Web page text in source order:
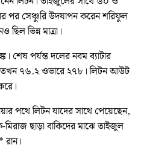
পর সেঞ্চুরি উদযাপন করেন শরিফুল
ভিন্ন মাত্রা।
শেষ পর্যন্ত দলের নবম ব্যাটার
তখন ৭৬.২ ওভারে ২৭৮। লিটন আউট
পথে লিটন যাদের সাথে পেয়েছেন,
মিরাজ ছাড়া বাকিদের মাঝে তাইজুল